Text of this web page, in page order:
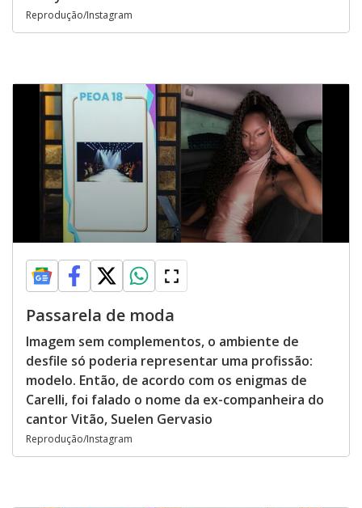
Reprodução/Instagram
Passarela de moda
Imagem sem complementos, o ambiente de
desfile só poderia representar uma profissão:
modelo. Então, de acordo com os enigmas de
Carelli, foi falado o nome da ex-companheira do
cantor Vitão, Suelen Gervasio
Reprodução/Instagram